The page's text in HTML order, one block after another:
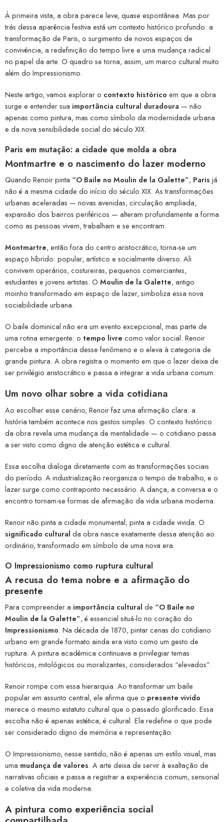
À primeira vista, a obra parece leve, quase espontânea. Mas por
trás dessa aparência festiva está um contexto histórico profundo: a
transformação de Paris, o surgimento de novos espaços de
convivência, a redefinição do tempo livre e uma mudança radical
no papel da arte. O quadro se torna, assim, um marco cultural muito
além do Impressionismo.
Neste artigo, vamos explorar o contexto histórico em que a obra
surge e entender sua importância cultural duradoura — não
apenas como pintura, mas como símbolo da modernidade urbana
e da nova sensibilidade social do século XIX.
Paris em mutação: a cidade que molda a obra
Montmartre e o nascimento do lazer moderno
Quando Renoir pinta “O Baile no Moulin de la Galette”, Paris já
não é a mesma cidade do início do século XIX. As transformações
urbanas aceleradas — novas avenidas, circulação ampliada,
expansão dos bairros periféricos — alteram profundamente a forma
como as pessoas vivem, trabalham e se encontram.
Montmartre, então fora do centro aristocrático, torna-se um
espaço híbrido: popular, artístico e socialmente diverso. Ali
convivem operários, costureiras, pequenos comerciantes,
estudantes e jovens artistas. O Moulin de la Galette, antigo
moinho transformado em espaço de lazer, simboliza essa nova
sociabilidade urbana.
O baile dominical não era um evento excepcional, mas parte de
uma rotina emergente: o tempo livre como valor social. Renoir
percebe a importância desse fenômeno e o eleva à categoria de
grande pintura. A obra registra o momento em que o lazer deixa de
ser privilégio aristocrático e passa a integrar a vida urbana comum.
Um novo olhar sobre a vida cotidiana
Ao escolher esse cenário, Renoir faz uma afirmação clara: a
história também acontece nos gestos simples. O contexto histórico
da obra revela uma mudança de mentalidade — o cotidiano passa
a ser visto como digno de atenção estética e cultural.
Essa escolha dialoga diretamente com as transformações sociais
do período. A industrialização reorganiza o tempo de trabalho, e o
lazer surge como contraponto necessário. A dança, a conversa e o
encontro tornam-se formas de afirmação da vida urbana moderna.
Renoir não pinta a cidade monumental; pinta a cidade vivida. O
significado cultural da obra nasce exatamente dessa atenção ao
ordinário, transformado em símbolo de uma nova era.
O Impressionismo como ruptura cultural
A recusa do tema nobre e a afirmação do
presente
Para compreender a importância cultural de “O Baile no
Moulin de la Galette”, é essencial situá-lo no coração do
Impressionismo. Na década de 1870, pintar cenas do cotidiano
urbano em grande formato ainda era visto como um gesto de
ruptura. A pintura acadêmica continuava a privilegiar temas
históricos, mitológicos ou moralizantes, considerados “elevados”.
Renoir rompe com essa hierarquia. Ao transformar um baile
popular em assunto central, ele afirma que o presente vivido
merece o mesmo estatuto cultural que o passado glorificado. Essa
escolha não é apenas estética; é cultural. Ela redefine o que pode
ser considerado digno de memória e representação.
O Impressionismo, nesse sentido, não é apenas um estilo visual, mas
uma mudança de valores. A arte deixa de servir à exaltação de
narrativas oficiais e passa a registrar a experiência comum, sensorial
e coletiva da vida moderna.
A pintura como experiência social